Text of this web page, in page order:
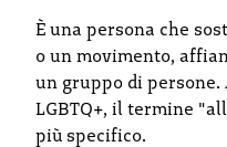
È una persona che
o un movimento,
un gruppo di
LGBTQ+, il termine
più specifico.